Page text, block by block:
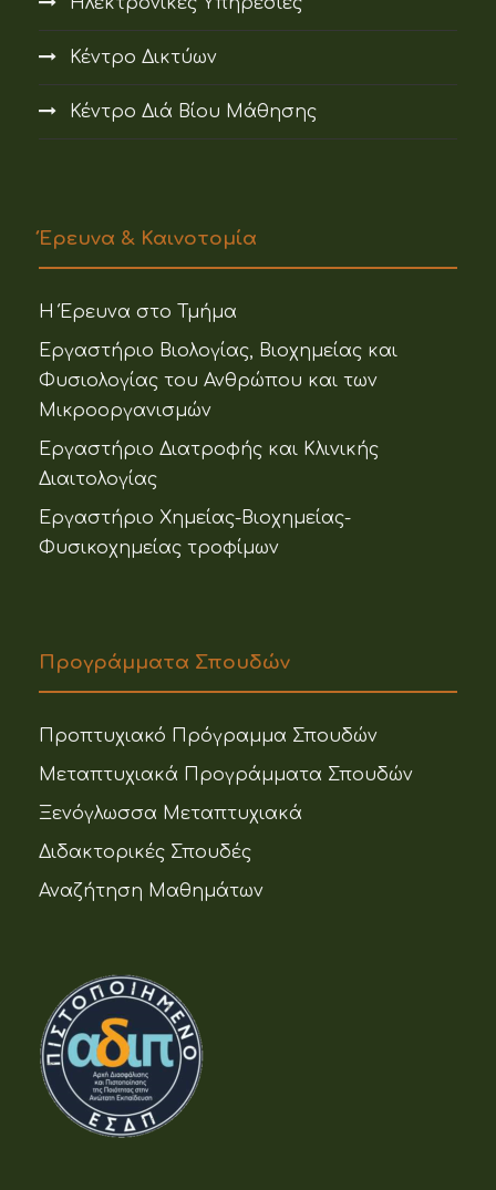
Κέντρο Δικτύων
Κέντρο Διά Βίου Μάθησης
Έρευνα & Καινοτομία
Η Έρευνα στο Τμήμα
Εργαστήριο Βιολογίας, Βιοχημείας και
Φυσιολογίας του Ανθρώπου και των
Μικροοργανισμών
Εργαστήριο Διατροφής και Κλινικής
Διαιτολογίας
Εργαστήριο Χημείας-Βιοχημείας-
Φυσικοχημείας τροφίμων
Προγράμματα Σπουδών
Προπτυχιακό Πρόγραμμα Σπουδών
Μεταπτυχιακά Προγράμματα Σπουδών
Ξενόγλωσσα Μεταπτυχιακά
Διδακτορικές Σπουδές
Αναζήτηση Μαθημάτων